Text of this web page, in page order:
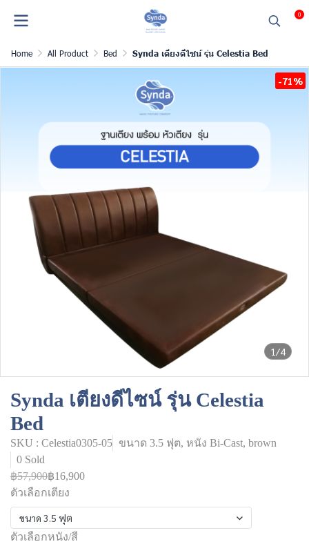
0
Home All Product Bed Synda เตียงดีไซน์ รุ่น Celestia Bed
1/4
-71%
Synda เตียงดีไซน์ รุ่น Celestia
Bed
SKU : Celestia0305-05 ขนาด 3.5 ฟุต, หนัง Bi-Cast, brown
0 Sold
฿57,900฿16,900
ตัวเลือกเตียง
ขนาด 3.5 ฟุต
ตัวเลือกหนัง/สี